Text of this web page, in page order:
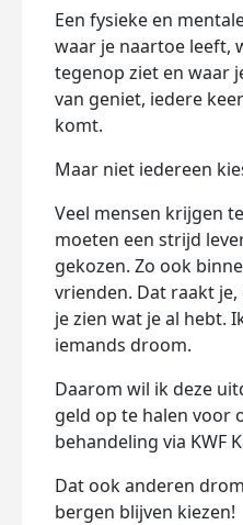
Een fysieke en
waar je naartoe leeft,
tegenop ziet en waar
van geniet, iedere
komt.
Maar niet iedereen
Veel mensen krijgen
moeten een strijd
gekozen. Zo ook
vrienden. Dat raakt
je zien wat je al hebt.
iemands droom.
Daarom wil ik deze
geld op te halen voor
behandeling via KWF
Dat ook anderen
bergen blijven kiezen!